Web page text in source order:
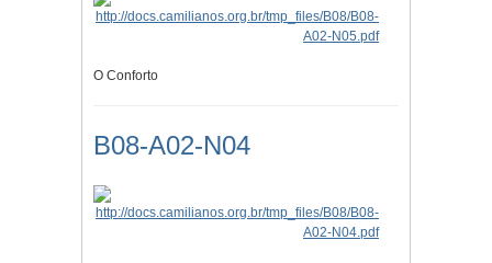
O Conforto
B08-A02-N04